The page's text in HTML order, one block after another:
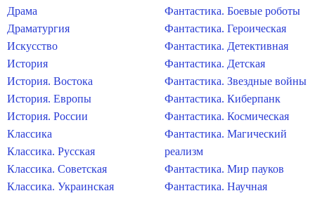
Драма
Драматургия
Искусство
История
История. Востока
История. Европы
История. России
Классика
Классика. Русская
Классика. Советская
Классика. Украинская
Фантастика. Боевые роботы
Фантастика. Героическая
Фантастика. Детективная
Фантастика. Детская
Фантастика. Звездные войны
Фантастика. Киберпанк
Фантастика. Космическая
Фантастика. Магический
реализм
Фантастика. Мир пауков
Фантастика. Научная